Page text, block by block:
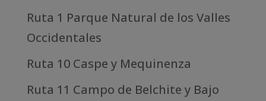
Ruta 1 Parque Natural de los Valles
Occidentales
Ruta 10 Caspe y Mequinenza
Ruta 11 Campo de Belchite y Bajo